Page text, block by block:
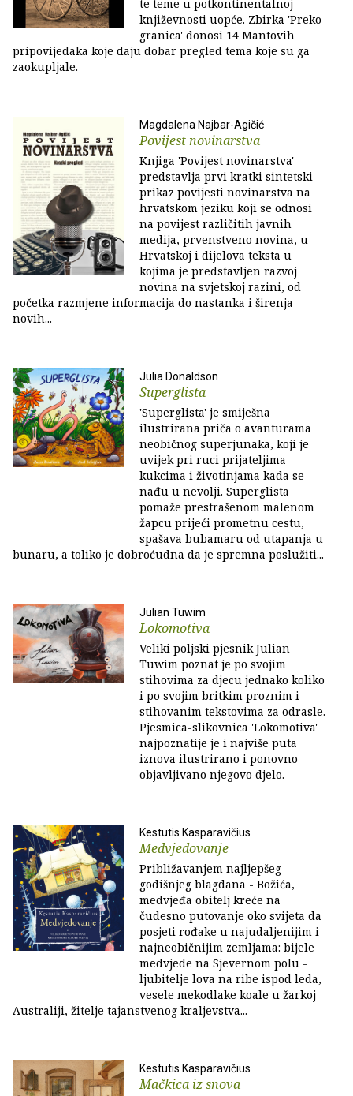
te teme u potkontinentalnoj
književnosti uopće. Zbirka 'Preko
granica' donosi 14 Mantovih
pripovijedaka koje daju dobar pregled tema koje su ga
zaokupljale.
Magdalena Najbar-Agičić
Povijest novinarstva
Knjiga 'Povijest novinarstva'
predstavlja prvi kratki sintetski
prikaz povijesti novinarstva na
hrvatskom jeziku koji se odnosi
na povijest različitih javnih
medija, prvenstveno novina, u
Hrvatskoj i dijelova teksta u
kojima je predstavljen razvoj
novina na svjetskoj razini, od
početka razmjene informacija do nastanka i širenja
novih...
Julia Donaldson
Superglista
'Superglista' je smiješna
ilustrirana priča o avanturama
neobičnog superjunaka, koji je
uvijek pri ruci prijateljima
kukcima i životinjama kada se
nađu u nevolji. Superglista
pomaže prestrašenom malenom
žapcu prijeći prometnu cestu,
spašava bubamaru od utapanja u
bunaru, a toliko je dobroćudna da je spremna poslužiti...
Julian Tuwim
Lokomotiva
Veliki poljski pjesnik Julian
Tuwim poznat je po svojim
stihovima za djecu jednako koliko
i po svojim britkim proznim i
stihovanim tekstovima za odrasle.
Pjesmica-slikovnica 'Lokomotiva'
najpoznatije je i najviše puta
iznova ilustrirano i ponovno
objavljivano njegovo djelo.
Kestutis Kasparavičius
Medvjedovanje
Približavanjem najljepšeg
godišnjeg blagdana - Božića,
medvjeđa obitelj kreće na
čudesno putovanje oko svijeta da
posjeti rođake u najudaljenijim i
najneobičnijim zemljama: bijele
medvjede na Sjevernom polu -
ljubitelje lova na ribe ispod leda,
vesele mekodlake koale u žarkoj
Australiji, žitelje tajanstvenog kraljevstva...
Kestutis Kasparavičius
Mačkica iz snova